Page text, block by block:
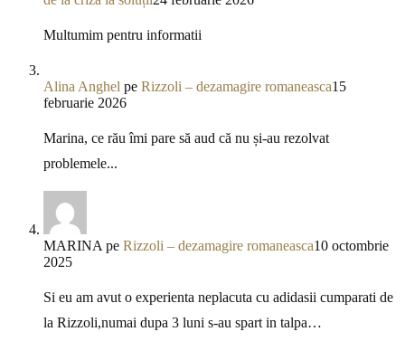
Multumim pentru informatii
Alina Anghel pe Rizzoli – dezamagire romaneasca15
februarie 2026
Marina, ce rău îmi pare să aud că nu și-au rezolvat
problemele...
MARINA pe Rizzoli – dezamagire romaneasca10 octombrie
2025
Si eu am avut o experienta neplacuta cu adidasii cumparati de
la Rizzoli,numai dupa 3 luni s-au spart in talpa…